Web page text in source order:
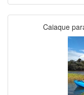
Caiaque